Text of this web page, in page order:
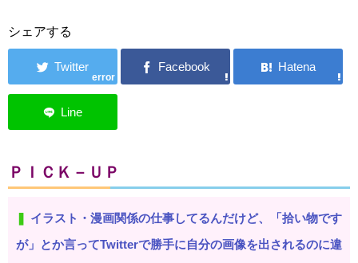
シェアする
error
ＰＩＣＫ－ＵＰ
イラスト・漫画関係の仕事してるんだけど、「拾い物です
が」とか言ってTwitterで勝手に自分の画像を出されるのに違